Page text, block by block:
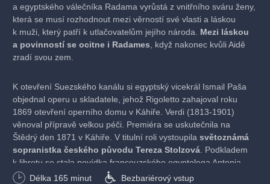
a egyptského válečníka Radama vyrůstá z vnitřního sváru ženy,
která se musí rozhodnout mezi věrností své vlasti a láskou
k muži, který patří k utlačovatelům jejího národa. Mezi láskou
a povinností se ocitne i Radames , když nakonec kvůli Aidě
zradí svou zem.
K otevření Suezského kanálu si egyptský vicekrál Ismail Paša
objednal operu u skladatele, jehož Rigoletto zahajoval roku
1869 otevření operního domu v Káhiře. Verdi (1813-1901)
věnoval přípravě velkou péči. Premiéra se uskutečnila na
Štědrý den 1871 v Káhiře. V titulní roli vystoupila světoznámá
sopranistka českého původu Tereza Stolzová . Podkladem
k libretu se stala povídka francouzského egyptologa Antonia
Marietta: dramatický příběh lásky etiopské princezny Aidy
Délka 165 minut Bezbariérový vstup